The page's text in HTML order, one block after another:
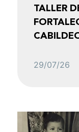
TALLER
29/07/26